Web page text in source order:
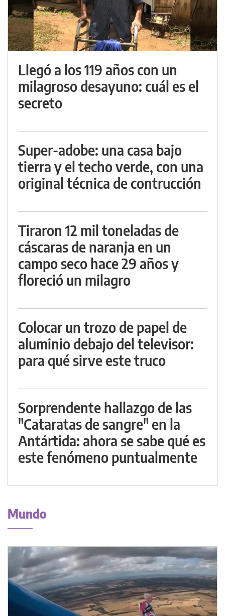
Llegó a los 119 años con un
milagroso desayuno: cuál es el
secreto
Super-adobe: una casa bajo
tierra y el techo verde, con una
original técnica de contrucción
Tiraron 12 mil toneladas de
cáscaras de naranja en un
campo seco hace 29 años y
floreció un milagro
Colocar un trozo de papel de
aluminio debajo del televisor:
para qué sirve este truco
Sorprendente hallazgo de las
"Cataratas de sangre" en la
Antártida: ahora se sabe qué es
este fenómeno puntualmente
Mundo